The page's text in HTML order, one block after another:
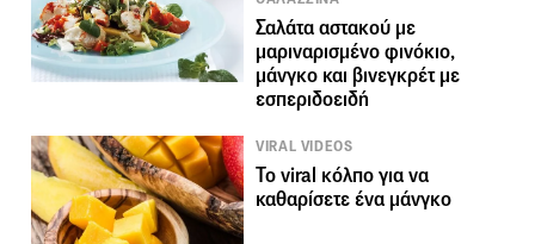
Σαλάτα αστακού µε
µαριναρισµένο φινόκιο,
µάνγκο και βινεγκρέτ µε
εσπεριδοειδή
VIRAL VIDEOS
Το viral κόλπο για να
καθαρίσετε ένα μάνγκο